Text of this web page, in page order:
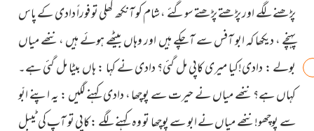
پڑھنے لگے اور پڑھتے پڑھتے سوگئے ، شام کو آنکھ کھلی تو فوراً دادی کے پاس
پہنچے ، دیکھا کہ ابو آفس سے آچکے ہیں اور وہاں بیٹھے ہوئے ہیں ، ننھے میاں
بولے : دادی!کیا میری کاپی مل گئی؟ دادی نے کہا : ہاں بیٹا مل گئی ہے۔
کہاں ہے؟ ننھے میاں نے حیرت سے پوچھا ، دادی کہنے لگیں : یہ اپنے ابّو
سے پوچھو! ننھے میاں نے ابو سے پوچھا تو وہ کہنے لگے : کاپی تو آپ کی ٹیبل